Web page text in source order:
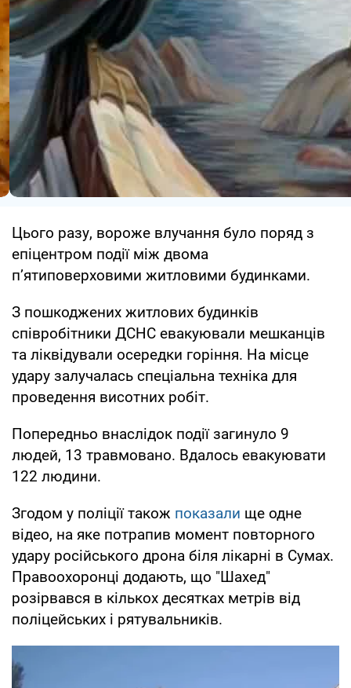
Цього разу, вороже влучання було поряд з
епіцентром події між двома
п’ятиповерховими житловими будинками.
З пошкоджених житлових будинків
співробітники ДСНС евакуювали мешканців
та ліквідували осередки горіння. На місце
удару залучалась спеціальна техніка для
проведення висотних робіт.
Попередньо внаслідок події загинуло 9
людей, 13 травмовано. Вдалось евакуювати
122 людини.
Згодом у поліції також показали ще одне
відео, на яке потрапив момент повторного
удару російського дрона біля лікарні в Сумах.
Правоохоронці додають, що "Шахед"
розірвався в кількох десятках метрів від
поліцейських і рятувальників.